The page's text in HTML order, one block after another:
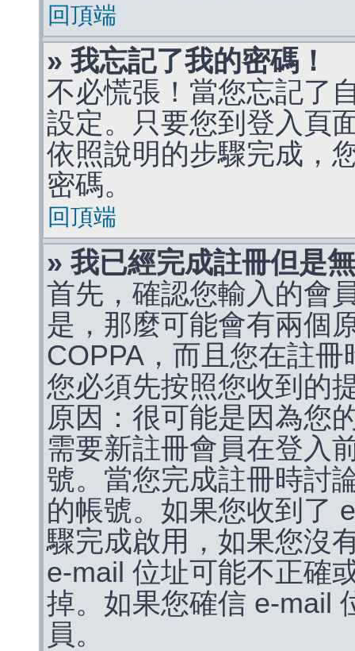
回頂端
» 我忘記了我的密碼！
不必慌張！當您忘記了
設定。只要您到登入頁
依照說明的步驟完成，
密碼。
回頂端
» 我已經完成註冊但是
首先，確認您輸入的會
是，那麼可能會有兩個
COPPA，而且您在註
您必須先按照您收到的
原因：很可能是因為您
需要新註冊會員在登入
號。當您完成註冊時討
的帳號。如果您收到了
驟完成啟用，如果您沒
e-mail 位址可能不正確
掉。如果您確信 e-mail
員。